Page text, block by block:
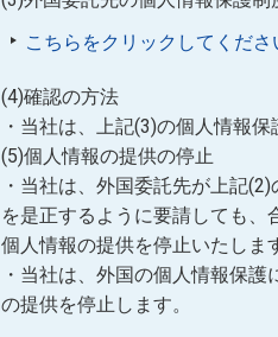
こちらをクリックしてくださ
(4)確認の方法
・当社は、上記(3)の個人情報
(5)個人情報の提供の停止
・当社は、外国委託先が上記
を是正するように要請しても
個人情報の提供を停止いたしま
・当社は、外国の個人情報保
の提供を停止します。